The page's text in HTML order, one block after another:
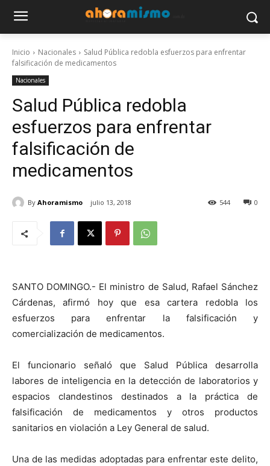
Inicio Nacionales
Salud Pública redobla esfuerzos para enfrentar
falsificación de medicamentos
Nacionales
Salud Pública redobla
esfuerzos para enfrentar
falsificación de
medicamentos
By Ahoramismo julio 13, 2018 0
544
SANTO DOMINGO.- El ministro de Salud, Rafael Sánchez
Cárdenas, afirmó hoy que esa cartera redobla los
esfuerzos para enfrentar la falsificación y
comercialización de medicamentos.
El funcionario señaló que Salud Pública desarrolla
labores de inteligencia en la detección de laboratorios y
espacios clandestinos destinados a la práctica de
falsificación de medicamentos y otros productos
sanitarios en violación a Ley General de salud.
Una de las medidas adoptadas para enfrentar este delito,